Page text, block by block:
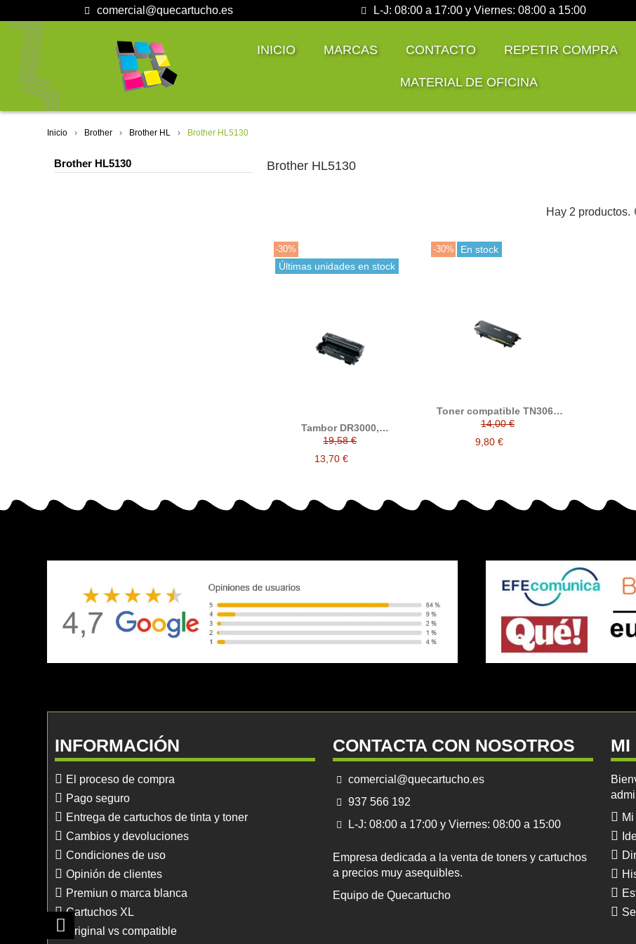
comercial@quecartucho.es L-J: 08:00 a 17:00 y Viernes: 08:00 a 15:00
INICIO MARCAS CONTACTO REPETIR COMPRA
MATERIAL DE OFICINA
Inicio Brother Brother HL Brother HL5130
Brother HL5130 Brother HL5130
Hay 2 productos.
-30%
Últimas unidades en stock
Tambor DR3000,
compatible con Brother
DR-3000
19,58 €
13,70 €
-30% En stock
Toner compatible TN3060
con Brother TN-3060
14,00 €
9,80 €
INFORMACIÓN
El proceso de compra
Pago seguro
Entrega de cartuchos de tinta y toner
Cambios y devoluciones
Condiciones de uso
Opinión de clientes
Premiun o marca blanca
Cartuchos XL
Original vs compatible
CONTACTA CON NOSOTROS
comercial@quecartucho.es
937 566 192
L-J: 08:00 a 17:00 y Viernes: 08:00 a 15:00
Empresa dedicada a la venta de toners y cartuchos
a precios muy asequibles.
Equipo de Quecartucho
MI